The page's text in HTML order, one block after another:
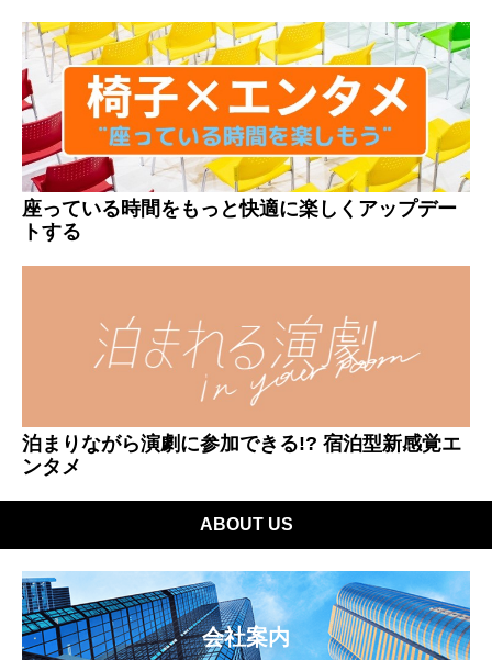
座っている時間をもっと快適に楽しくアップデー
トする
泊まりながら演劇に参加できる!? 宿泊型新感覚エ
ンタメ
ABOUT US
会社案内